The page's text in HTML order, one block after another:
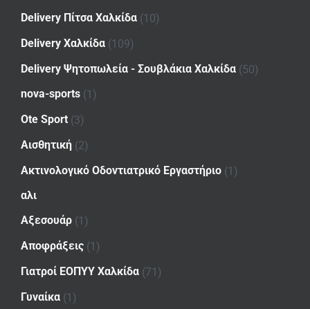
Delivery Πίτσα Χαλκίδα (10)
Delivery Χαλκίδα (109)
Delivery Ψητοπωλεία - Σουβλάκια Χαλκίδα (50)
nova-sports (1)
Ote Sport (3)
Αισθητική (2)
Ακτινολογικό Οδοντιατρικό Εργαστήριο (1)
αλι
Αξεσουάρ (1)
Αποφράξεις (1)
Γιατροί ΕΟΠΥΥ Χαλκίδα (71)
Γυναίκα (1)